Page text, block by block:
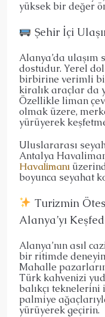
yüksek bir değer
Şehir İçi
Alanya’da ulaşım
dostudur. Yerel
birbirine verimli
kiralık araçlar da
Özellikle liman
olmak üzere,
yürüyerek
Uluslararası
Antalya
Havalimanı
boyunca seyahat
Turizmin
Alanya’yı
Alanya’nın asıl
bir ritimde
Mahalle
Türk kahvenizi
balıkçı teknelerini
palmiye
yürüyerek geçirin.